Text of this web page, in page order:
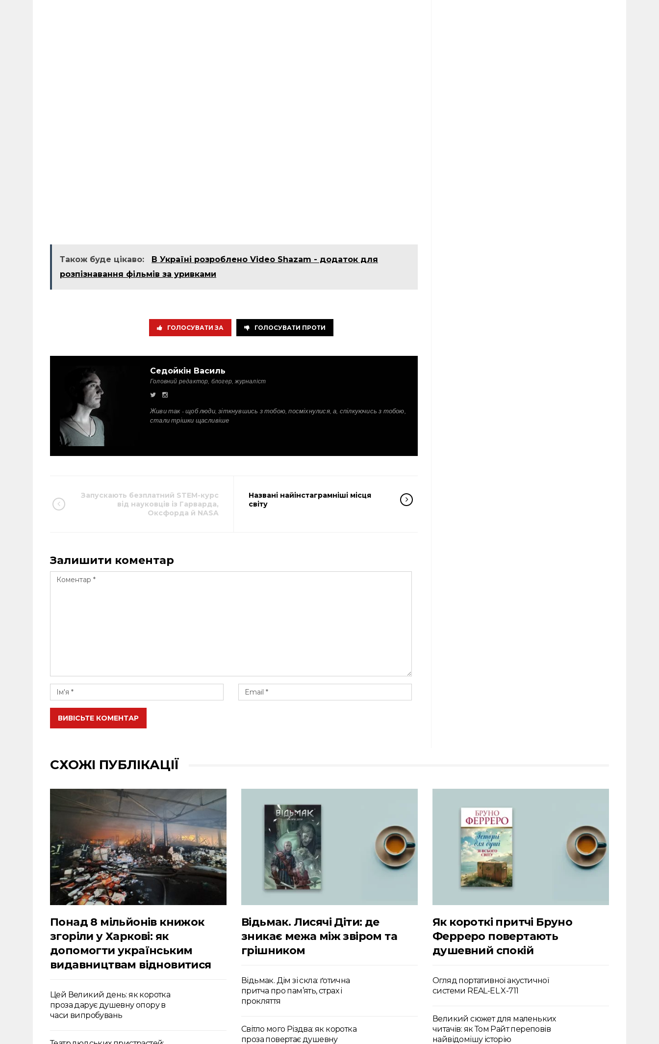
Також буде цікаво:
В Україні розроблено Video Shazam - додаток для
розпізнавання фільмів за уривками
ГОЛОСУВАТИ ЗА ГОЛОСУВАТИ ПРОТИ
Седойкін Василь
Головний редактор, блогер, журналіст
Живи так - щоб люди, зіткнувшись з тобою, посміхнулися, а, спілкуючись з тобою,
стали трішки щасливіше
Запускають безплатний STEM-курс
від науковців із Гарварда,
Оксфорда й NASA
Названі найінстаграмніші місця
світу
Залишити коментар
ВИВІСЬТЕ КОМЕНТАР
СХОЖІ ПУБЛІКАЦІЇ
Понад 8 мільйонів книжок
згоріли у Харкові: як
допомогти українським
видавництвам відновитися
Цей Великий день: як коротка
проза дарує душевну опору в
часи випробувань
Відьмак. Лисячі Діти: де
зникає межа між звіром та
грішником
Відьмак. Дім зі скла: ґотична
притча про пам’ять, страх і
прокляття
Світло мого Різдва: як коротка
проза повертає душевну
Як короткі притчі Бруно
Ферреро повертають
душевний спокій
Огляд портативної акустичної
системи REAL-EL X-711
Великий сюжет для маленьких
читачів: як Том Райт переповів
найвідомішу історію